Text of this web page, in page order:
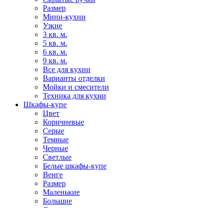
Размер
Мини-кухни
Узкие
3 кв. м.
5 кв. м.
6 кв. м.
9 кв. м.
Все для кухни
Варианты отделки
Мойки и смесители
Техника для кухни
Шкафы-купе
Цвет
Коричневые
Серые
Темные
Черные
Светлые
Белые шкафы-купе
Венге
Размер
Маленькие
Большие